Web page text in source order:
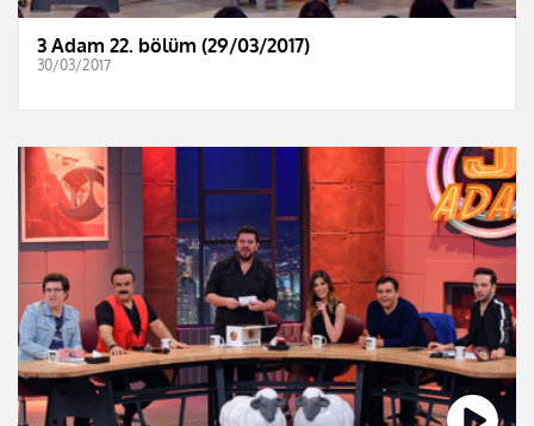
3 Adam 22. bölüm (29/03/2017)
30/03/2017